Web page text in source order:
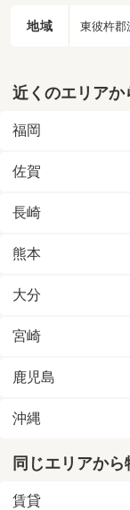
地域 東彼杵郡
近くのエリアか
福岡
佐賀
長崎
熊本
大分
宮崎
鹿児島
沖縄
同じエリアか
賃貸